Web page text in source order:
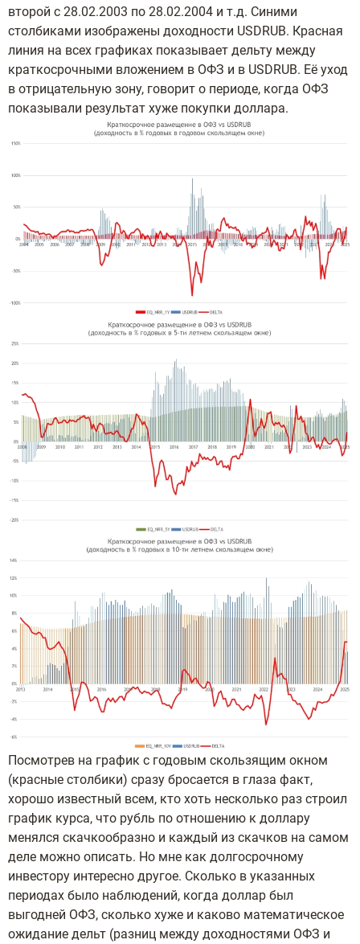
второй с 28.02.2003 по 28.02.2004 и т.д. Синими
столбиками изображены доходности USDRUB. Красная
линия на всех графиках показывает дельту между
краткосрочными вложением в ОФЗ и в USDRUB. Её уход
в отрицательную зону, говорит о периоде, когда ОФЗ
показывали результат хуже покупки доллара.
Посмотрев на график с годовым скользящим окном
(красные столбики) сразу бросается в глаза факт,
хорошо известный всем, кто хоть несколько раз строил
график курса, что рубль по отношению к доллару
менялся скачкообразно и каждый из скачков на самом
деле можно описать. Но мне как долгосрочному
инвестору интересно другое. Сколько в указанных
периодах было наблюдений, когда доллар был
выгодней ОФЗ, сколько хуже и каково математическое
ожидание дельт (разниц между доходностями ОФЗ и